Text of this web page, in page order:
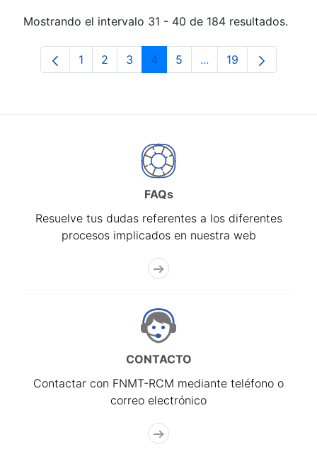
Mostrando el intervalo 31 - 40 de 184 resultados.
Página
1 Página
2 Página
3 Página
4 Página
5 ...Páginas intermedias
Página
19
FAQs
Resuelve tus dudas referentes a los diferentes
procesos implicados en nuestra web
CONTACTO
Contactar con FNMT-RCM mediante teléfono o
correo electrónico